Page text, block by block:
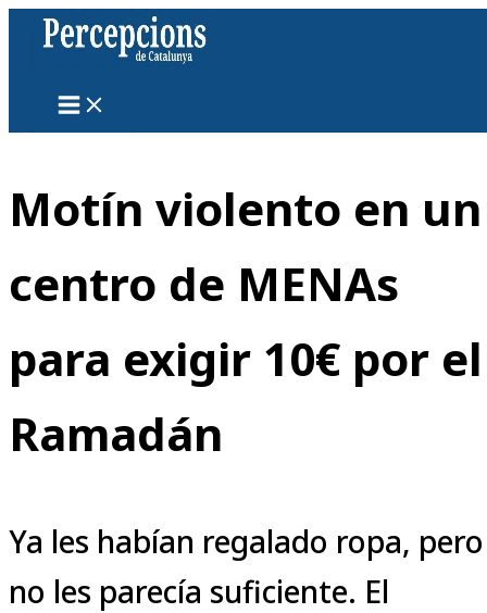
contenido
Motín violento en un
centro de MENAs
para exigir 10€ por el
Ramadán
Ya les habían regalado ropa, pero
no les parecía suficiente. El